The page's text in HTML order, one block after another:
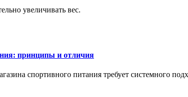
увеличивать вес.
принципы и отличия
спортивного питания требует системного